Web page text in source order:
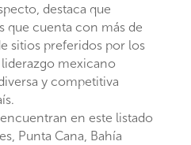
destaca que
que cuenta con más de
sitios preferidos por los
mexicano
y competitiva
en este listado
Punta Cana, Bahía